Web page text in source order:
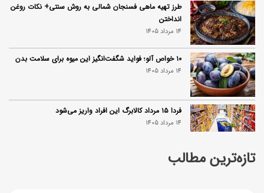
تازه‌ترین مطالب
طرز تهیه ماهی فسنجان شمالی به روش سنتی+ نکات روغن
انداختن
14 مرداد 1405
۱۰ خواص آلو؛ فواید شگفت‌انگیز این میوه برای سلامت بدن
14 مرداد 1405
فردا ۱۵ مرداد کالابرگ این افراد واریز می‌شود
14 مرداد 1405
زمان شارژ کالابرگ تغییر کرد؛ جزئیات برنامه جدید واریز اعتبار